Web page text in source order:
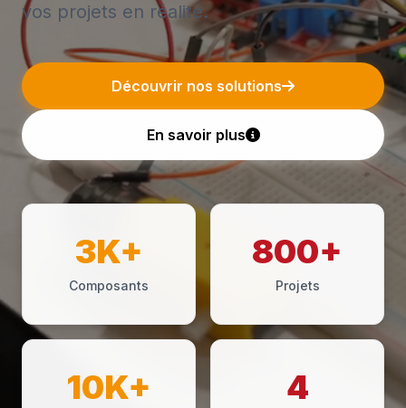
vos projets en réalité.
Découvrir nos solutions
En savoir plus
3K+
Composants
800+
Projets
10K+ 4